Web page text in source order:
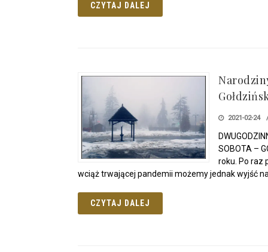
CZYTAJ DALEJ
2021-02-24
SOBOTA –
roku. Po raz
wciąż trwającej pandemii możemy jednak wyjść
CZYTAJ DALEJ